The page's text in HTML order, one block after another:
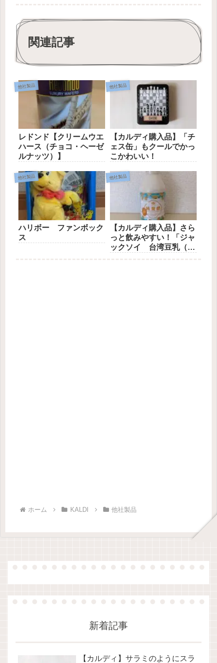
関連記事
他社製品
レドンド【クリームウエ
ハース（チョコ・ヘーゼ
ルナッツ）】
他社製品
【カルディ購入品】「チ
ェス缶」もクールでかっ
こかわいい！
他社製品
ハリボー ファンボック
ス
他社製品
【カルディ購入品】さら
っと飲みやすい！「ジャ
ックソイ 台湾豆乳（砂
ホーム KALDI 他社製品
新着記事
【カルディ】サラミのようにスラ